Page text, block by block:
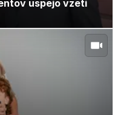
uspejo vzeti